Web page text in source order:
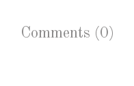
Comments (0)